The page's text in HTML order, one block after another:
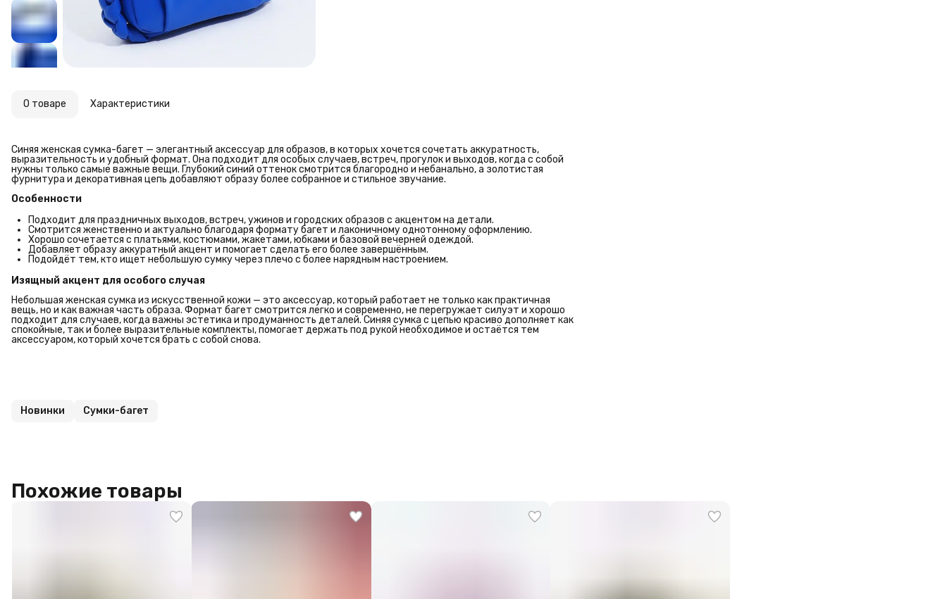
необходимое и остаётся тем аксессуаром, который хочется
брать с собой снова.
О товаре Характеристики
Синяя женская сумка-багет — элегантный аксессуар для образов, в которых хочется сочетать аккуратность,
выразительность и удобный формат. Она подходит для особых случаев, встреч, прогулок и выходов, когда с собой
нужны только самые важные вещи. Глубокий синий оттенок смотрится благородно и небанально, а золотистая
фурнитура и декоративная цепь добавляют образу более собранное и стильное звучание.
Особенности
Подходит для праздничных выходов, встреч, ужинов и городских образов с акцентом на детали.
Смотрится женственно и актуально благодаря формату багет и лаконичному однотонному оформлению.
Хорошо сочетается с платьями, костюмами, жакетами, юбками и базовой вечерней одеждой.
Добавляет образу аккуратный акцент и помогает сделать его более завершённым.
Подойдёт тем, кто ищет небольшую сумку через плечо с более нарядным настроением.
Изящный акцент для особого случая
Небольшая женская сумка из искусственной кожи — это аксессуар, который работает не только как практичная
вещь, но и как важная часть образа. Формат багет смотрится легко и современно, не перегружает силуэт и хорошо
подходит для случаев, когда важны эстетика и продуманность деталей. Синяя сумка с цепью красиво дополняет как
спокойные, так и более выразительные комплекты, помогает держать под рукой необходимое и остаётся тем
аксессуаром, который хочется брать с собой снова.
Новинки Сумки-багет
Похожие товары